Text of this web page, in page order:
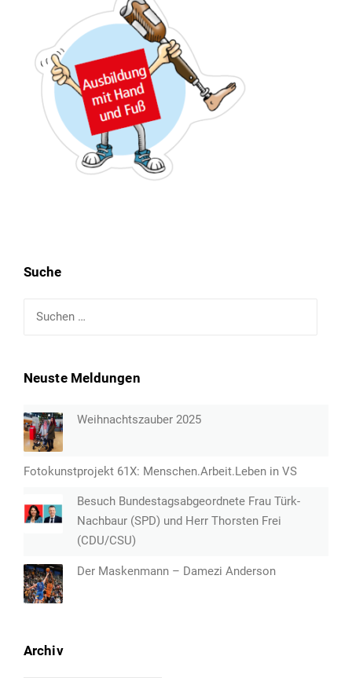
Suche
Neuste Meldungen
Weihnachtszauber 2025
Fotokunstprojekt 61X: Menschen.Arbeit.Leben in VS
Besuch Bundestagsabgeordnete Frau Türk-
Nachbaur (SPD) und Herr Thorsten Frei
(CDU/CSU)
Der Maskenmann – Damezi Anderson
Archiv
13:30
Uhr – 17:00 Uhr
Mittwoch:
geschlossen
Freitag:
08:00
Uhr – 12:30 Uhr
13:30
Uhr – 16:00 Uhr